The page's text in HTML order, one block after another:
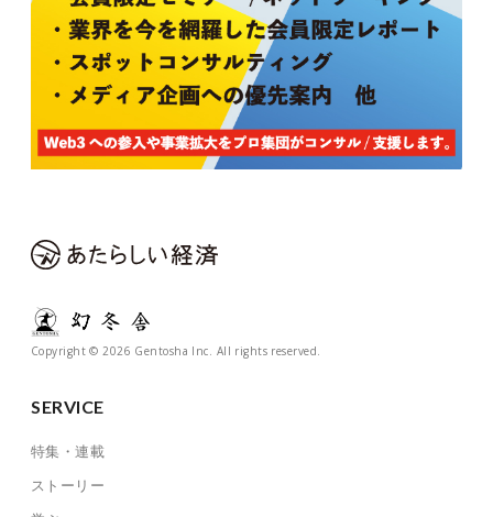
Copyright © 2026 Gentosha Inc. All rights reserved.
SERVICE
特集・連載
ストーリー